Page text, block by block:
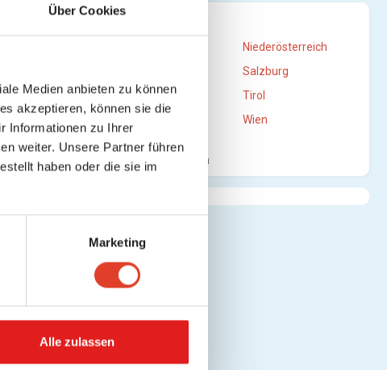
Über Cookies
Medien anbieten zu können
akzeptieren, können sie die
Informationen zu Ihrer
weiter. Unsere Partner führen
haben oder die sie im
Marketing
Alle zulassen
STANDORTE
Niederösterreich
Salzburg
Steiermark
Tirol
Wien
Mehr anzeigen
ansehen)
ansehen)
ansehen)